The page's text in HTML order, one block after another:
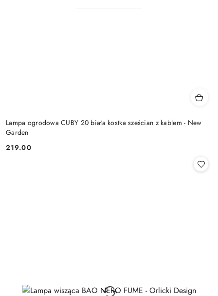
Lampa ogrodowa CUBY 20 biała kostka sześcian z kablem - New
Garden
Cena:
219.00